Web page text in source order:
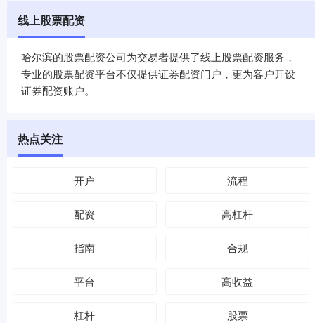
线上股票配资
哈尔滨的股票配资公司为交易者提供了线上股票配资服务，
专业的股票配资平台不仅提供证券配资门户，更为客户开设
证券配资账户。
热点关注
开户 流程
配资 高杠杆
指南 合规
平台 高收益
杠杆 股票